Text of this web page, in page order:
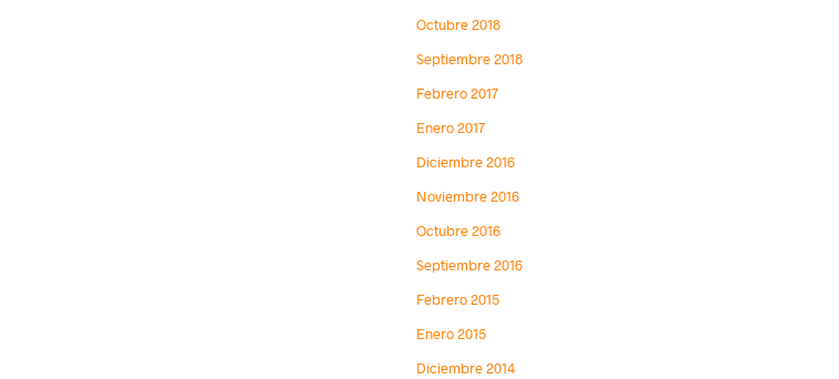
Octubre 2018
Septiembre 2018
Febrero 2017
Enero 2017
Diciembre 2016
Noviembre 2016
Octubre 2016
Septiembre 2016
Febrero 2015
Enero 2015
Diciembre 2014